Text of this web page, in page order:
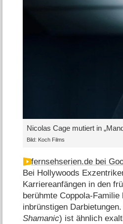
Nicolas Cage mutiert in
Bild: Koch Films
fernsehserien.de bei
Bei Hollywoods
Karriereanfängen in den
berühmte Coppola-Familie
inbrünstigen
Shamanic) ist ähnlich